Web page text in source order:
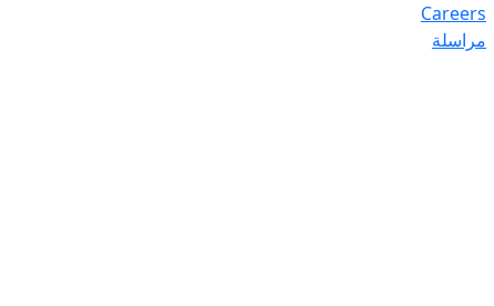
Careers
مراسلة